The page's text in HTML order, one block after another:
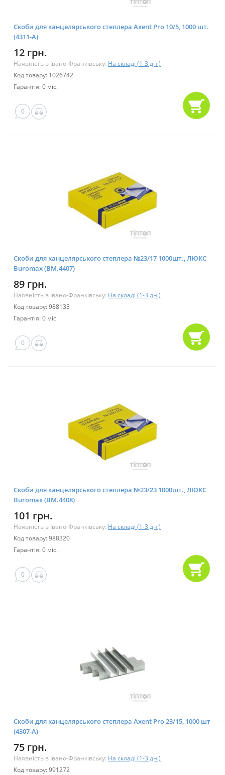
Скоби для канцелярського степлера Axent Pro 10/5, 1000 шт.
(4311-A)
12 грн.
Наявність в Івано-Франківську: На складі (1-3 дні)
Код товару: 1026742
Гарантія: 0 міс.
0
Скоби для канцелярського степлера №23/17 1000шт., ЛЮКС
Buromax (BM.4407)
89 грн.
Наявність в Івано-Франківську: На складі (1-3 дні)
Код товару: 988133
Гарантія: 0 міс.
0
Скоби для канцелярського степлера №23/23 1000шт., ЛЮКС
Buromax (BM.4408)
101 грн.
Наявність в Івано-Франківську: На складі (1-3 дні)
Код товару: 988320
Гарантія: 0 міс.
0
Скоби для канцелярського степлера Axent Pro 23/15, 1000 шт
(4307-A)
75 грн.
Наявність в Івано-Франківську: На складі (1-3 дні)
Код товару: 991272